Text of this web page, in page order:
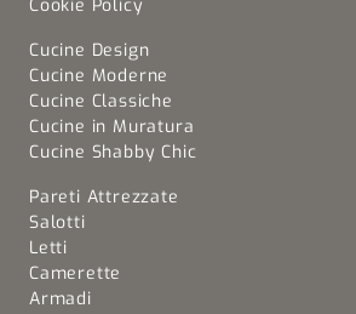
Cookie Policy
Cucine Design
Cucine Moderne
Cucine Classiche
Cucine in Muratura
Cucine Shabby Chic
Pareti Attrezzate
Salotti
Letti
Camerette
Armadi